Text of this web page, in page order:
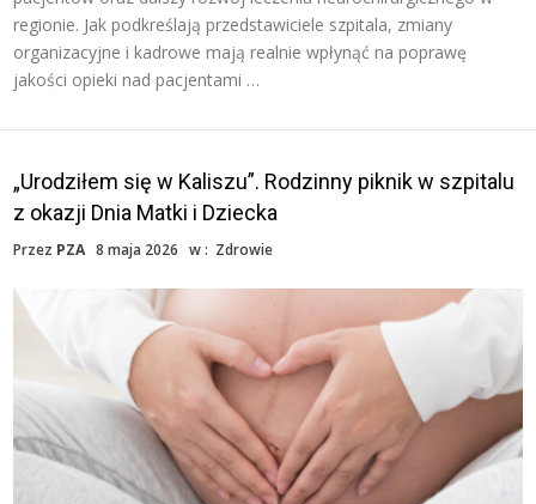
regionie. Jak podkreślają przedstawiciele szpitala, zmiany
organizacyjne i kadrowe mają realnie wpłynąć na poprawę
jakości opieki nad pacjentami …
„Urodziłem się w Kaliszu”. Rodzinny piknik w szpitalu
z okazji Dnia Matki i Dziecka
Przez PZA 8 maja 2026 w : Zdrowie